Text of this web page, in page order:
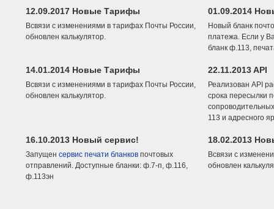
12.09.2017 Новые Тарифы
Всвязи с изменениями в тарифах Почты России,
обновлен калькулятор.
01.09.2014
Новый бланк
платежа. Если у
бланк ф.113,
14.01.2014 Новые Тарифы
Всвязи с изменениями в тарифах Почты России,
обновлен калькулятор.
22.11.2013 API
Реализован API
срока пересылки
113 и адресного
16.10.2013 Новый сервис!
Запущен сервис печати бланков почтовых
отправлений. Доступные бланки: ф.7-п, ф.116,
ф.113эн
18.02.2013
Всвязи с
обновлен